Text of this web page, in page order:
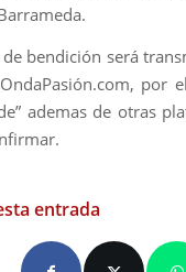
de bendición será
por
ademas de otras
entrada